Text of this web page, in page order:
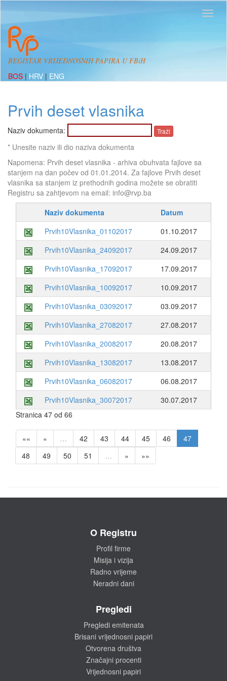
REGISTAR VRIJEDNOSNIH PAPIRA U FBiH
BOS | HRV | ENG
Prvih deset vlasnika
Naziv dokumenta:
* Unesite naziv ili dio naziva dokumenta
Napomena: Prvih deset vlasnika - arhiva obuhvata fajlove sa
stanjem na dan počev od 01.01.2014. Za fajlove Prvih deset
vlasnika sa stanjem iz prethodnih godina možete se obratiti
Registru sa zahtjevom na email: info@rvp.ba
Naziv dokumenta
Datum
Prvih10Vlasnika_01102017
01.10.2017
Prvih10Vlasnika_24092017
24.09.2017
Prvih10Vlasnika_17092017
17.09.2017
Prvih10Vlasnika_10092017
10.09.2017
Prvih10Vlasnika_03092017
03.09.2017
Prvih10Vlasnika_27082017
27.08.2017
Prvih10Vlasnika_20082017
20.08.2017
Prvih10Vlasnika_13082017
13.08.2017
Prvih10Vlasnika_06082017
06.08.2017
Prvih10Vlasnika_30072017
30.07.2017
Stranica 47 od 66
«« « … 42 43 44 45 46
47
48
49 50 51 … » »»
O Registru
Profil firme
Misija i vizija
Radno vrijeme
Neradni dani
Pregledi
Pregledi emitenata
Brisani vrijednosni papiri
Otvorena društva
Značajni procenti
Vrijednosni papiri